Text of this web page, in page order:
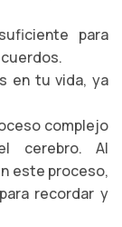
para
en tu vida, ya
complejo
cerebro. Al
este proceso,
recordar y